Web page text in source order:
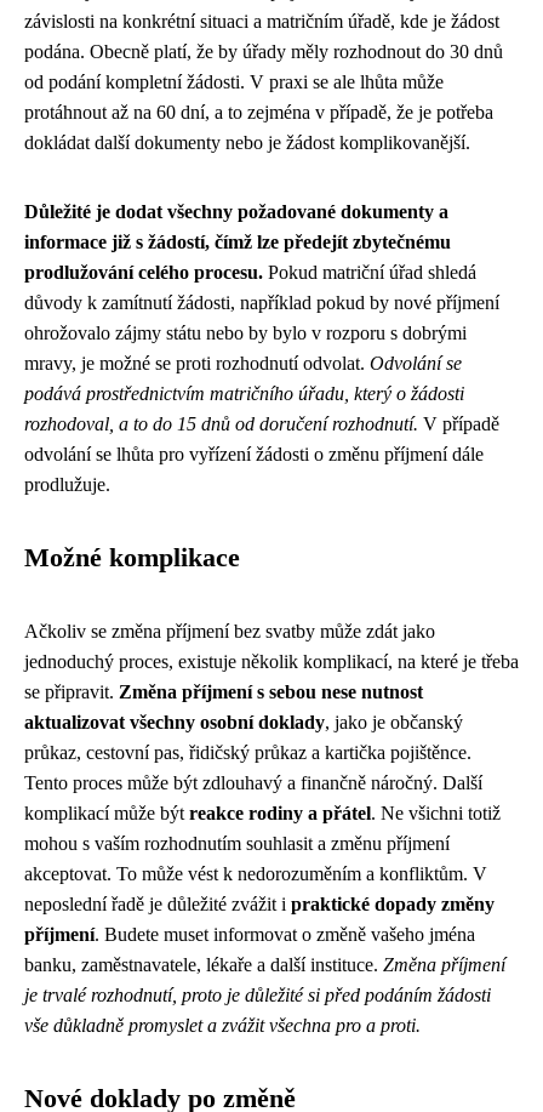
závislosti na konkrétní situaci a matričním úřadě, kde je žádost
podána. Obecně platí, že by úřady měly rozhodnout do 30 dnů
od podání kompletní žádosti. V praxi se ale lhůta může
protáhnout až na 60 dní, a to zejména v případě, že je potřeba
dokládat další dokumenty nebo je žádost komplikovanější.
Důležité je dodat všechny požadované dokumenty a
informace již s žádostí, čímž lze předejít zbytečnému
prodlužování celého procesu. Pokud matriční úřad shledá
důvody k zamítnutí žádosti, například pokud by nové příjmení
ohrožovalo zájmy státu nebo by bylo v rozporu s dobrými
mravy, je možné se proti rozhodnutí odvolat. Odvolání se
podává prostřednictvím matričního úřadu, který o žádosti
rozhodoval, a to do 15 dnů od doručení rozhodnutí. V případě
odvolání se lhůta pro vyřízení žádosti o změnu příjmení dále
prodlužuje.
Možné komplikace
Ačkoliv se změna příjmení bez svatby může zdát jako
jednoduchý proces, existuje několik komplikací, na které je třeba
se připravit. Změna příjmení s sebou nese nutnost
aktualizovat všechny osobní doklady, jako je občanský
průkaz, cestovní pas, řidičský průkaz a kartička pojištěnce.
Tento proces může být zdlouhavý a finančně náročný. Další
komplikací může být reakce rodiny a přátel. Ne všichni totiž
mohou s vaším rozhodnutím souhlasit a změnu příjmení
akceptovat. To může vést k nedorozuměním a konfliktům. V
neposlední řadě je důležité zvážit i praktické dopady změny
příjmení. Budete muset informovat o změně vašeho jména
banku, zaměstnavatele, lékaře a další instituce. Změna příjmení
je trvalé rozhodnutí, proto je důležité si před podáním žádosti
vše důkladně promyslet a zvážit všechna pro a proti.
Nové doklady po změně